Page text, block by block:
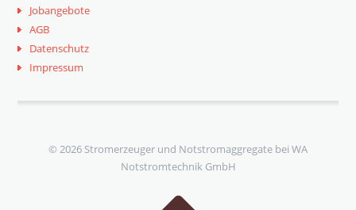
Jobangebote
AGB
Datenschutz
Impressum
© 2026 Stromerzeuger und Notstromaggregate bei WA
Notstromtechnik GmbH